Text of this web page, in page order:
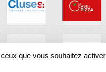
que vous souhaitez activer